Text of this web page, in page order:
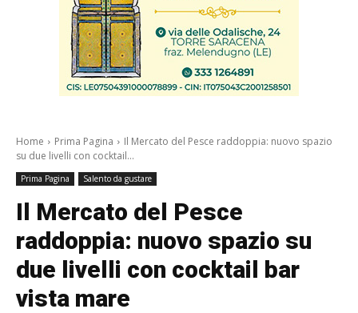
Home Prima Pagina
Il Mercato del Pesce raddoppia: nuovo spazio
su due livelli con cocktail...
Prima Pagina Salento da gustare
Il Mercato del Pesce
raddoppia: nuovo spazio su
due livelli con cocktail bar
vista mare